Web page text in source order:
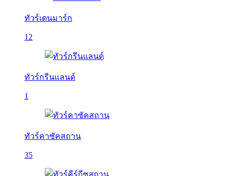
ทัวร์เดนมาร์ก
12
ทัวร์กรีนแลนด์
1
ทัวร์คาซัคสถาน
35